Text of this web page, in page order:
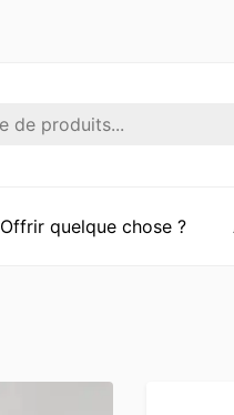
Offrir quelque chose ?